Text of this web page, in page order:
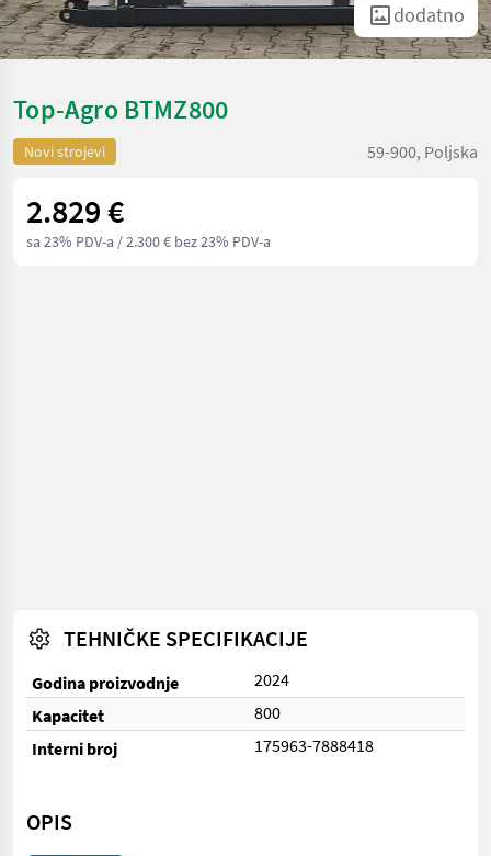
dodatno
Top-Agro BTMZ800
Novi strojevi 59-900, Poljska
2.829 €
sa 23% PDV-a / 2.300 € bez 23% PDV-a
TEHNIČKE SPECIFIKACIJE
Godina proizvodnje
2024
Kapacitet
800
Interni broj
175963-7888418
OPIS